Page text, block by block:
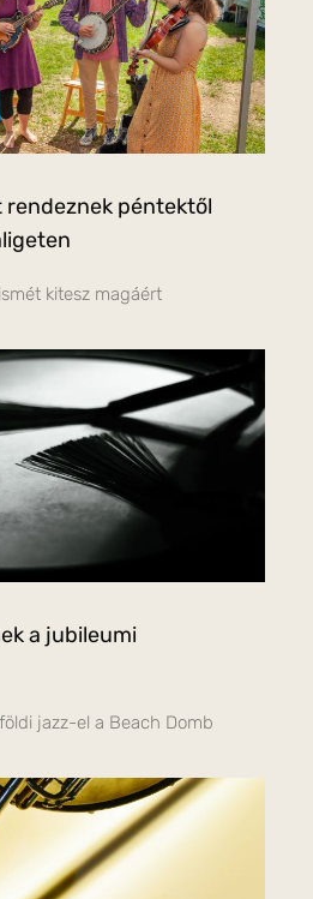
péntektől
kitesz magáért
a jubileumi
jazz-el a Beach Domb